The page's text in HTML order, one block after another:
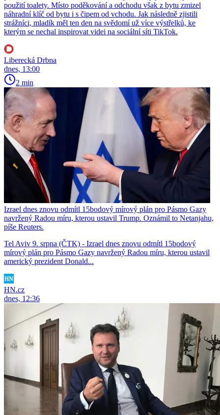
použití toalety. Místo poděkování a odchodu však z bytu zmizel
náhradní klíč od bytu i s čipem od vchodu. Jak následně zjistili
strážníci, mladík měl ten den na svědomí už více výstřelků, ke
kterým se nechal inspirovat videi na sociální síti TikTok.
Liberecká Drbna
dnes, 13:00
2 min
Izrael dnes znovu odmítl 15bodový mírový plán pro Pásmo Gazy
navržený Radou míru, kterou ustavil Trump. Oznámil to Netanjahu,
píše Reuters.
Tel Aviv 9. srpna (ČTK) - Izrael dnes znovu odmítl 15bodový
mírový plán pro Pásmo Gazy navržený Radou míru, kterou ustavil
americký prezident Donald...
HN.cz
dnes, 12:36